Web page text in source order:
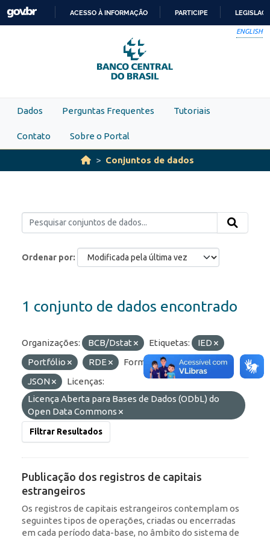
Skip to main content
PARA
O
CONTEÚDO
ACESSO À INFORMAÇÃO PARTICIPE
ENGLISH
Dados Perguntas Frequentes Tutoriais
Contato Sobre o Portal
Conjuntos de dados
Ordenar por
1 conjunto de dados encontrado
Organizações: BCB/Dstat Etiquetas:
IED
Portfólio
RDE Formatos:
OData
JSON
Licenças:
Licença Aberta para Bases de Dados (ODbL) do
Open Data Commons
Filtrar Resultados
Publicação dos registros de capitais
estrangeiros
Os registros de capitais estrangeiros contemplam os
seguintes tipos de operações, criadas ou encerradas
em cada período data-base, no âmbito do sistema de